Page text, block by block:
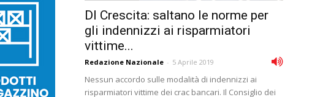
Dl Crescita: saltano le norme per
gli indennizzi ai risparmiatori
vittime...
Redazione Nazionale - 5 Aprile 2019
Nessun accordo sulle modalità di indennizzi ai
risparmiatori vittime dei crac bancari. Il Consiglio dei